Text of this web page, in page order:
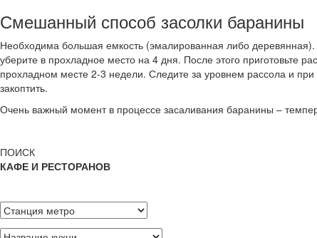
Смешанный способ засолки баранины
Необходима большая емкость (эмалированная либо деревянная).
уберите в прохладное место на 4 дня. После этого приготовьте
прохладном месте 2-3 недели. Следите за уровнем рассола и
закоптить.
Очень важный момент в процессе засаливания баранины –
ПОИСК
КАФЕ И РЕСТОРАНОВ